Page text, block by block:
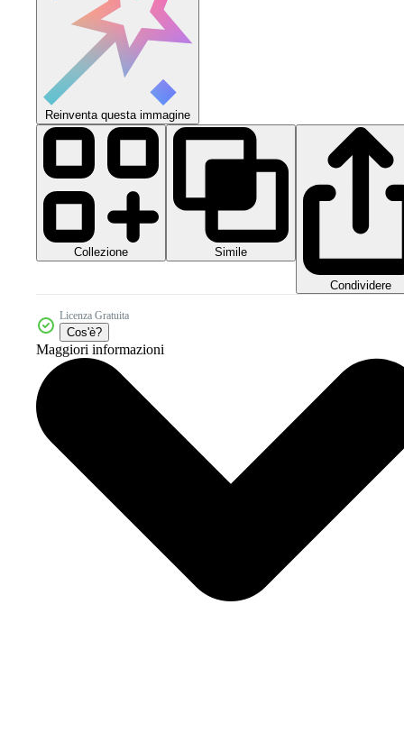
Reinventa questa immagine
Collezione Simile
Condividere
Licenza Gratuita
Cos'è?
Maggiori informazioni